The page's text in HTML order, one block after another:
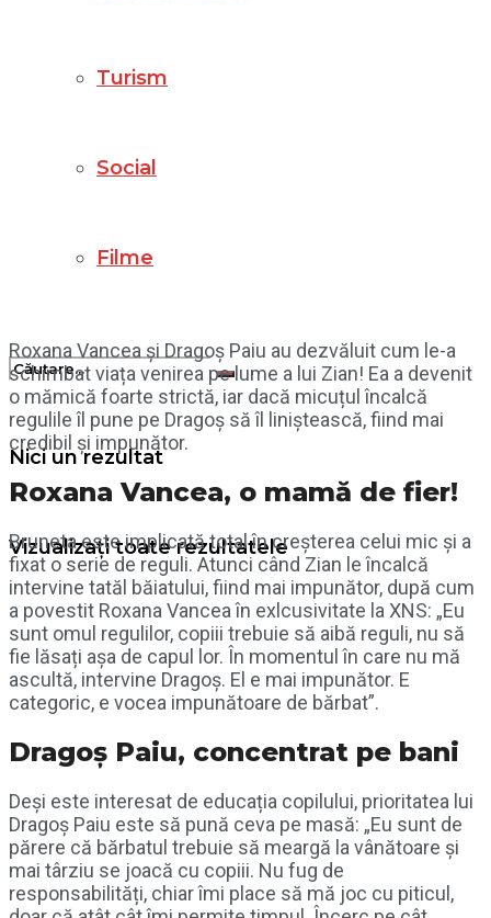
Turism
Social
Filme
Nici un rezultat
Vizualizați toate rezultatele
Roxana Vancea și Dragoș Paiu au dezvăluit cum le-a
schimbat viața venirea pe lume a lui Zian! Ea a devenit
o mămică foarte strictă, iar dacă micuțul încalcă
regulile îl pune pe Dragoș să îl liniștească, fiind mai
credibil și impunător.
Roxana Vancea, o mamă de fier!
Bruneta este implicată total în creșterea celui mic și a
fixat o serie de reguli. Atunci când Zian le încalcă
intervine tatăl băiatului, fiind mai impunător, după cum
a povestit Roxana Vancea în exlcusivitate la XNS: „Eu
sunt omul regulilor, copiii trebuie să aibă reguli, nu să
fie lăsați așa de capul lor. În momentul în care nu mă
ascultă, intervine Dragoș. El e mai impunător. E
categoric, e vocea impunătoare de bărbat”.
Dragoș Paiu, concentrat pe bani
Deși este interesat de educația copilului, prioritatea lui
Dragoș Paiu este să pună ceva pe masă: „Eu sunt de
părere că bărbatul trebuie să meargă la vânătoare și
mai târziu se joacă cu copiii. Nu fug de
responsabilități, chiar îmi place să mă joc cu piticul,